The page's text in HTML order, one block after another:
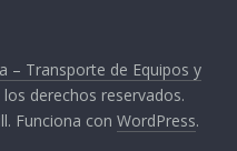
– Transporte de Equipos y
derechos reservados.
Funciona conWordPress.